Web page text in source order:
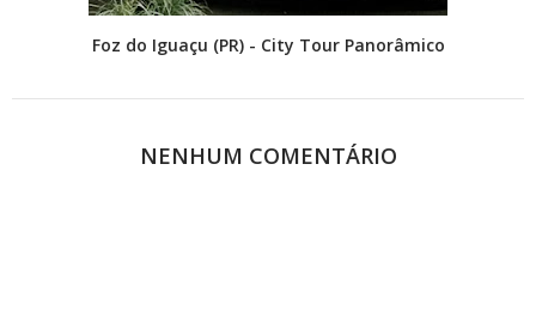
Foz do Iguaçu (PR) - City Tour Panorâmico
NENHUM COMENTÁRIO